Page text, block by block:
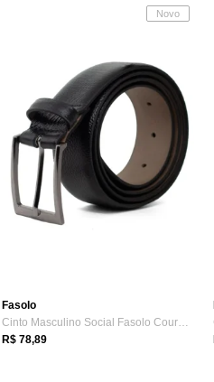
Novo
Fasolo
Cinto Masculino Social Fasolo Couro Legí...
R$ 78,89